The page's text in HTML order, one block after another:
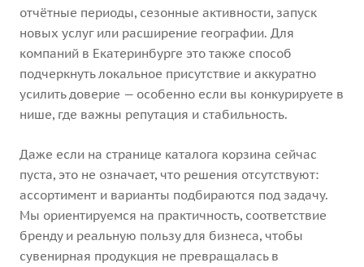
отчётные периоды, сезонные активности, запуск
новых услуг или расширение географии. Для
компаний в Екатеринбурге это также способ
подчеркнуть локальное присутствие и аккуратно
усилить доверие — особенно если вы конкурируете в
нише, где важны репутация и стабильность.
Даже если на странице каталога корзина сейчас
пуста, это не означает, что решения отсутствуют:
ассортимент и варианты подбираются под задачу.
Мы ориентируемся на практичность, соответствие
бренду и реальную пользу для бизнеса, чтобы
сувенирная продукция не превращалась в